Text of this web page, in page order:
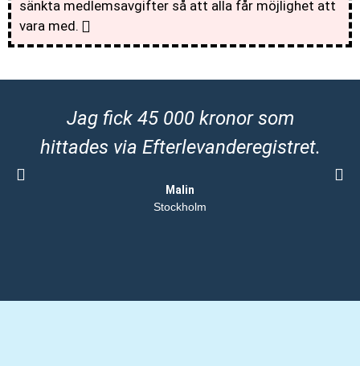
sänkta medlemsavgifter så att alla får möjlighet att
vara med.
Jag fick 45 000 kronor som
hittades via Efterlevanderegistret.
Malin
Stockholm